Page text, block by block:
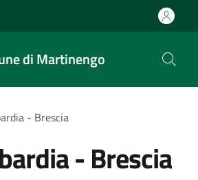
di Martinengo
- Brescia
- Brescia